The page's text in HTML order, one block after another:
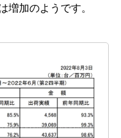
加のようです。